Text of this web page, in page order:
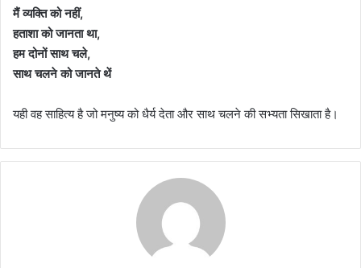
मैं व्यक्ति को नहीं,
हताशा को जानता था,
हम दोनों साथ चले,
साथ चलने को जानते थें
यही वह साहित्य है जो मनुष्य को धैर्य देता और साथ चलने की सभ्यता सिखाता है।